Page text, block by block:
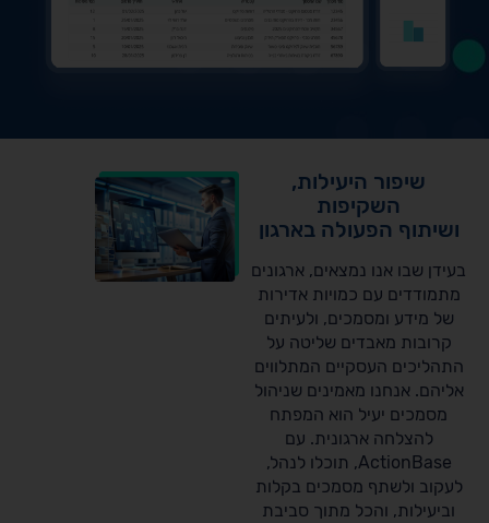
שיפור היעילות,
השקיפות
ושיתוף הפעולה בארגון
בעידן שבו אנו נמצאים, ארגונים
מתמודדים עם כמויות אדירות
של מידע ומסמכים, ולעיתים
קרובות מאבדים שליטה על
התהליכים העסקיים המתלווים
אליהם. אנחנו מאמינים שניהול
מסמכים יעיל הוא המפתח
להצלחה ארגונית. עם
ActionBase, תוכלו לנהל,
לעקוב ולשתף מסמכים בקלות
וביעילות, והכל מתוך סביבת